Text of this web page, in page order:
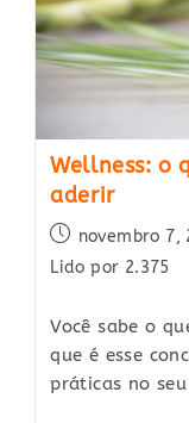
Wellness: o
aderir
Post
published:
novembro 7,
Lido por 2.375
Você sabe o
que é esse
práticas no